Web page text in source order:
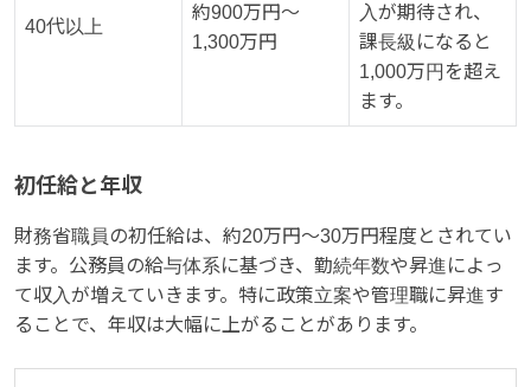
40代以上
約900万円～
1,300万円
入が期待され、
課長級になると
1,000万円を超え
ます。
初任給と年収
財務省職員の初任給は、約20万円～30万円程度とされてい
ます。公務員の給与体系に基づき、勤続年数や昇進によっ
て収入が増えていきます。特に政策立案や管理職に昇進す
ることで、年収は大幅に上がることがあります。